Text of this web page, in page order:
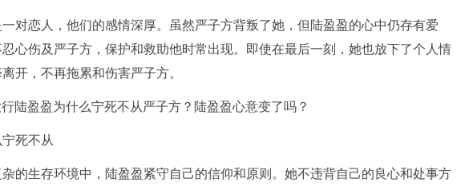
对恋人，他们的感情深厚。虽然严子方背叛了她，但陆盈盈的心中仍存有爱
心伤及严子方，保护和救助他时常出现。即使在最后一刻，她也放下了个人情
开，不再拖累和伤害严子方。
死不从
的生存环境中，陆盈盈紧守自己的信仰和原则。她不违背自己的良心和处事方